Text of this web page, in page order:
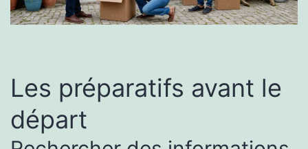
Les préparatifs avant le
départ